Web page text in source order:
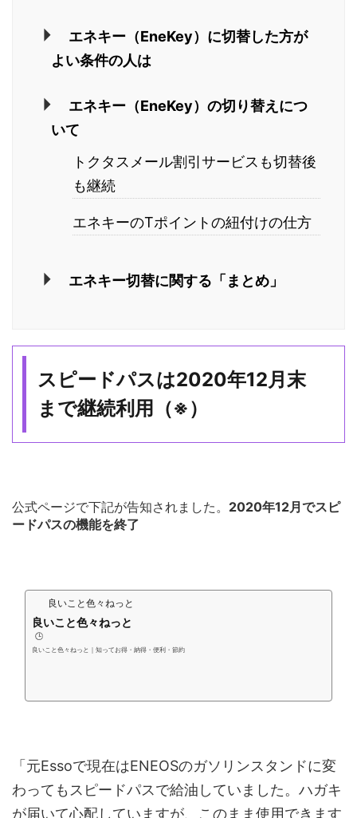
エネキー（EneKey）に切替した方が
よい条件の人は
エネキー（EneKey）の切り替えにつ
いて
トクタスメール割引サービスも切替後
も継続
エネキーのTポイントの紐付けの仕方
エネキー切替に関する「まとめ」
スピードパスは2020年12月末
まで継続利用（※）
公式ページで下記が告知されました。 2020年12月でスピ
ードパスの機能を終了
良いこと色々ねっと
良いこと色々ねっと
🕒️
良いこと色々ねっと｜知ってお得・納得・便利・節約
「元Essoで現在はENEOSのガソリンスタンドに変
わってもスピードパスで給油していました。ハガキ
が届いて心配していますが、このまま使用できます